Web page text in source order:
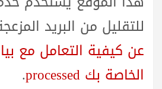
للتقليل من البريد
عن كيفية التعامل مع
الخاصة بك processed
.